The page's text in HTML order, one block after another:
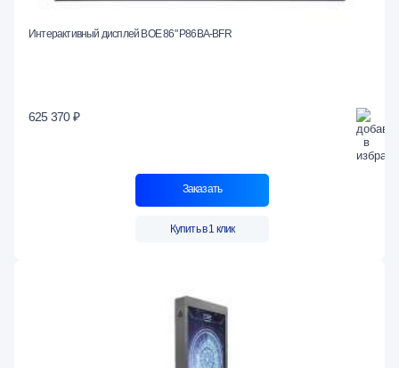
Интерактивный дисплей BOE 86" P86BA-BFR
625 370 ₽
Заказать
Купить в 1 клик